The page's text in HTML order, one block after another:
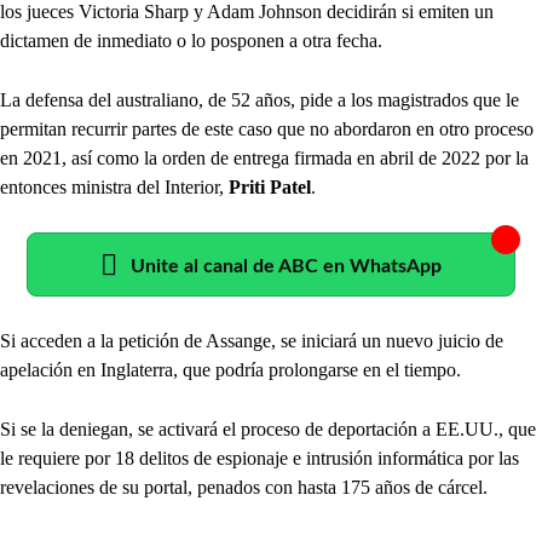
los jueces Victoria Sharp y Adam Johnson decidirán si emiten un
dictamen de inmediato o lo posponen a otra fecha.
La defensa del australiano, de 52 años, pide a los magistrados que le
permitan recurrir partes de este caso que no abordaron en otro proceso
en 2021, así como la orden de entrega firmada en abril de 2022 por la
entonces ministra del Interior, Priti Patel.
Unite al canal de ABC en WhatsApp
Si acceden a la petición de Assange, se iniciará un nuevo juicio de
apelación en Inglaterra, que podría prolongarse en el tiempo.
Si se la deniegan, se activará el proceso de deportación a EE.UU., que
le requiere por 18 delitos de espionaje e intrusión informática por las
revelaciones de su portal, penados con hasta 175 años de cárcel.